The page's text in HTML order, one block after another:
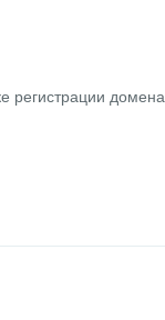
регистрации домена,